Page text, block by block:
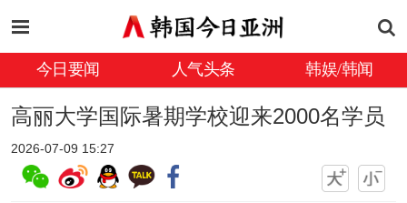
今日要闻 人气头条 韩娱/韩闻
高丽大学国际暑期学校迎来2000名学员
2026-07-09 15:27